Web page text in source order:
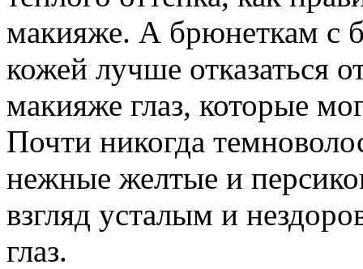
макияже. А брюнеткам с
кожей лучше отказаться
макияже глаз, которые
Почти никогда
нежные желтые и
взгляд усталым и
глаз.